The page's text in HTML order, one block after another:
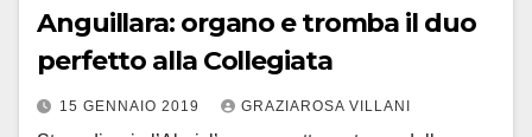
Anguillara: organo e tromba il duo
perfetto alla Collegiata
15 GENNAIO 2019 GRAZIAROSA VILLANI